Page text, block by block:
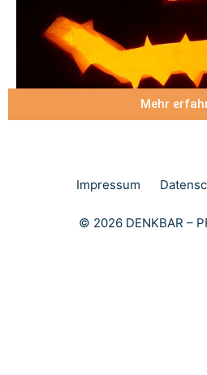
Mehr
Impressum
© 2026 DENKBAR –